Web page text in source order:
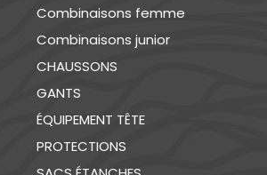
Combinaisons femme
Combinaisons junior
CHAUSSONS
GANTS
ÉQUIPEMENT TÊTE
PROTECTIONS